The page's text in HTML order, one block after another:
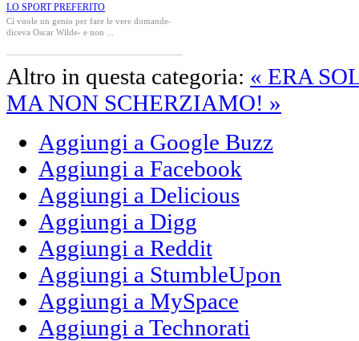
LO SPORT PREFERITO
Ci vuole un genio per fare le vere domande-
diceva Oscar Wilde- e non ...
Altro in questa categoria: « ERA
MA NON SCHERZIAMO! »
Aggiungi a Google Buzz
Aggiungi a Facebook
Aggiungi a Delicious
Aggiungi a Digg
Aggiungi a Reddit
Aggiungi a StumbleUpon
Aggiungi a MySpace
Aggiungi a Technorati